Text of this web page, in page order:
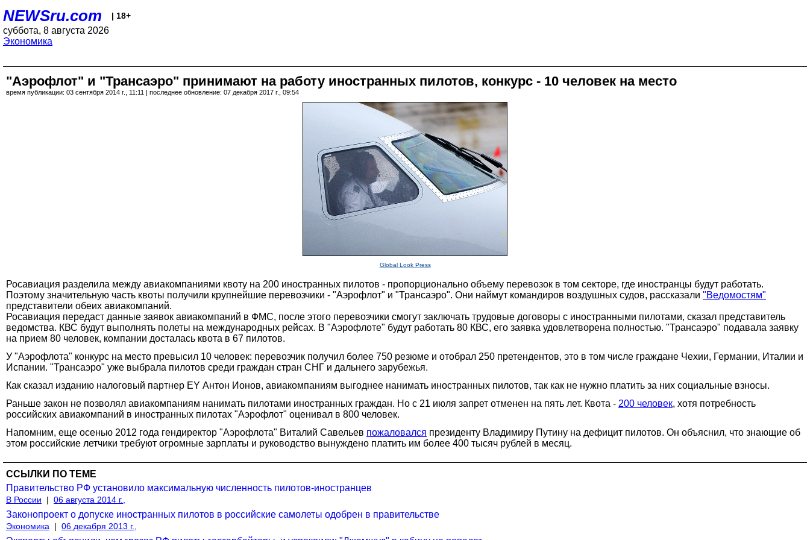
NEWSru.com | 18+
суббота, 8 августа 2026
Экономика
"Аэрофлот" и "Трансаэро" принимают на работу иностранных пилотов, конкурс - 10 человек на место
время публикации: 03 сентября 2014 г., 11:11 | последнее обновление: 07 декабря 2017 г., 09:54
Global Look Press
Росавиация разделила между авиакомпаниями квоту на 200 иностранных пилотов - пропорционально объему перевозок в том секторе, где иностранцы будут работать.
Поэтому значительную часть квоты получили крупнейшие перевозчики - "Аэрофлот" и "Трансаэро". Они наймут командиров воздушных судов, рассказали "Ведомостям"
представители обеих авиакомпаний.
Росавиация передаст данные заявок авиакомпаний в ФМС, после этого перевозчики смогут заключать трудовые договоры с иностранными пилотами, сказал представитель
ведомства. КВС будут выполнять полеты на международных рейсах. В "Аэрофлоте" будут работать 80 КВС, его заявка удовлетворена полностью. "Трансаэро" подавала заявку
на прием 80 человек, компании досталась квота в 67 пилотов.
У "Аэрофлота" конкурс на место превысил 10 человек: перевозчик получил более 750 резюме и отобрал 250 претендентов, это в том числе граждане Чехии, Германии, Италии и
Испании. "Трансаэро" уже выбрала пилотов среди граждан стран СНГ и дальнего зарубежья.
Как сказал изданию налоговый партнер EY Антон Ионов, авиакомпаниям выгоднее нанимать иностранных пилотов, так как не нужно платить за них социальные взносы.
Раньше закон не позволял авиакомпаниям нанимать пилотами иностранных граждан. Но с 21 июля запрет отменен на пять лет. Квота - 200 человек, хотя потребность
российских авиакомпаний в иностранных пилотах "Аэрофлот" оценивал в 800 человек.
Напомним, еще осенью 2012 года гендиректор "Аэрофлота" Виталий Савельев пожаловался президенту Владимиру Путину на дефицит пилотов. Он объяснил, что знающие об
этом российские летчики требуют огромные зарплаты и руководство вынуждено платить им более 400 тысяч рублей в месяц.
ССЫЛКИ ПО ТЕМЕ
Правительство РФ установило максимальную численность пилотов-иностранцев
В России | 06 августа 2014 г.,
Законопроект о допуске иностранных пилотов в российские самолеты одобрен в правительстве
Экономика | 06 декабря 2013 г.,